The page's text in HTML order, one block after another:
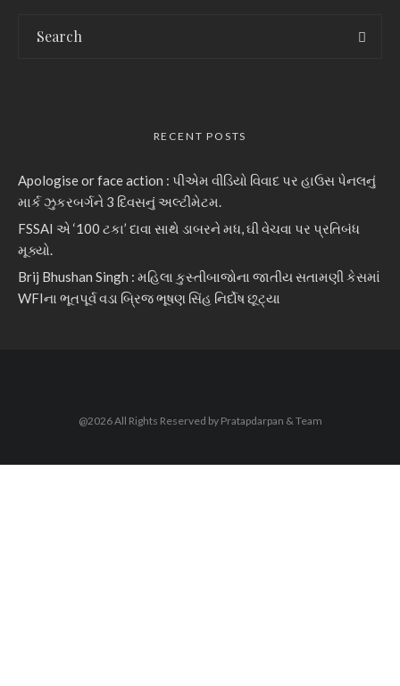
RECENT POSTS
Apologise or face action : પીએમ વીડિયો વિવાદ પર હાઉસ પેનલનું
માર્ક ઝુકરબર્ગને 3 દિવસનું અલ્ટીમેટમ.
FSSAI એ ‘100 ટકા’ દાવા સાથે ડાબરને મધ, ઘી વેચવા પર પ્રતિબંધ
મૂક્યો.
Brij Bhushan Singh : મહિલા કુસ્તીબાજોના જાતીય સતામણી કેસમાં
WFIના ભૂતપૂર્વ વડા બ્રિજ ભૂષણ સિંહ નિર્દોષ છૂટ્યા
@2026 All Rights Reserved by Pratapdarpan & Team